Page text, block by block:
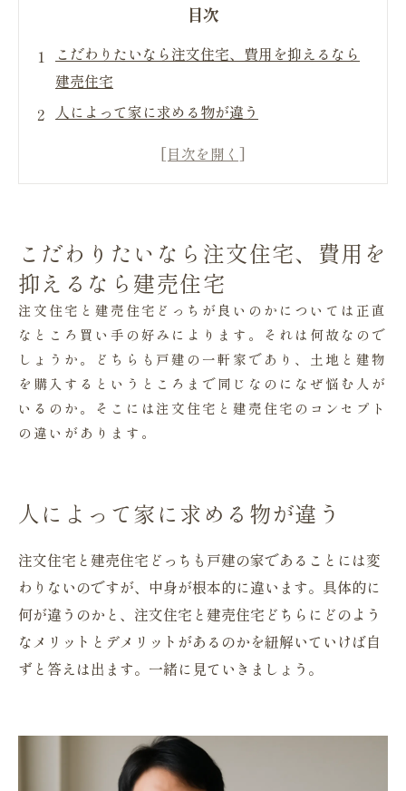
目次
こだわりたいなら注文住宅、費用を抑えるなら
建売住宅
人によって家に求める物が違う
注文住宅を購入するメリット３選
注文住宅を購入するデメリット３選
①費用が高額になりやすい。
②着工から完成まで時間が掛かる
③建築の専門的な知識がないと大変
建売住宅を購入するメリット３選
①契約後、すぐ入居できる
建売住宅を購入するデメリット３選
②立地が選びにくい
③素材や構造が見えにくい
注文住宅と建売住宅どちらにも良し悪しがある
まとめ 本当に欲しい家を冷静に考えて購入を
こだわりたいなら注文住宅、費用を
抑えるなら建売住宅
注文住宅と建売住宅どっちが良いのかについては正直
なところ買い手の好みによります。それは何故なので
しょうか。どちらも戸建の一軒家であり、土地と建物
を購入するというところまで同じなのになぜ悩む人が
いるのか。そこには注文住宅と建売住宅のコンセプト
の違いがあります。
人によって家に求める物が違う
注文住宅と建売住宅どっちも戸建の家であることには変
わりないのですが、中身が根本的に違います。具体的に
何が違うのかと、注文住宅と建売住宅どちらにどのよう
なメリットとデメリットがあるのかを紐解いていけば自
ずと答えは出ます。一緒に見ていきましょう。